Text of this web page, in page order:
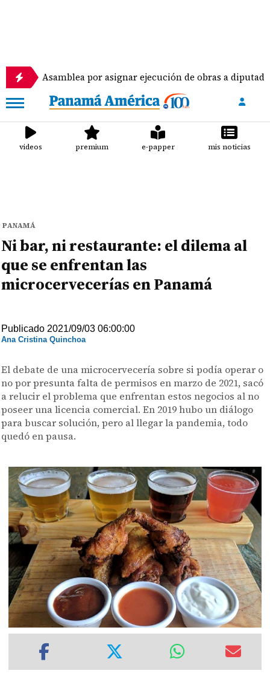
por asignar ejecución de obras a diputados
videos premium e-papper mis noticias
PANAMÁ
Ni bar, ni restaurante: el dilema al
que se enfrentan las
microcervecerías en Panamá
Publicado 2021/09/03 06:00:00
Ana Cristina Quinchoa
El debate de una microcervecería sobre si podía operar o
no por presunta falta de permisos en marzo de 2021, sacó
a relucir el problema que enfrentan estos negocios al no
poseer una licencia comercial. En 2019 hubo un diálogo
para buscar solución, pero al llegar la pandemia, todo
quedó en pausa.